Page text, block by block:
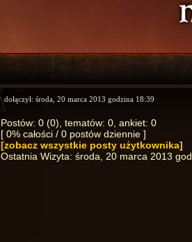
dołączył: środa, 20 marca 2013 godzina 18:39
Postów: 0 (0), tematów: 0, ankiet: 0
[ 0% całości / 0 postów dziennie ]
[zobacz wszystkie posty użytkownika]
Ostatnia Wizyta: środa, 20 marca 2013